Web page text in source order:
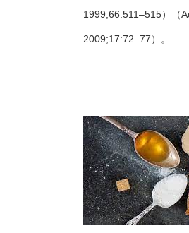
1999;66:511–515）（
2009;17:72–77）。